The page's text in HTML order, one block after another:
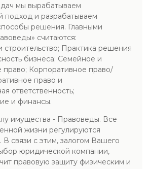
мы вырабатываем
подход и разрабатываем
решения. Главными
считаются:
Практика решения
бизнеса; Семейное и
право; Корпоративное право/
право и
ответственность;
и финансы.
имущества - Правоведы. Все
жизни регулируются
В связи с этим, залогом Вашего
юридической компании,
правовую защиту физическим и